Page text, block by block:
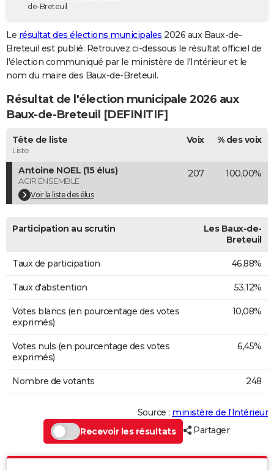
Destinations
City break
Voyage nature
Voyage de noces
Forum
GUIDES D'ACHAT
BONS PLANS
Carte de Noël
Carte Bonne année
Carte Saint-Valentin
Carte Pâques
Carte d'anniversaire
DICTIONNAIRE
Dictionnaire
Biographies
Citations
Expressions
Proverbes
PROGRAMME TV
COPAINS D'AVANT
S'inscrire
Se connecter
Lycées
Collèges
Primaires
Universités
Entreprises
Service militaire
Avis de recherche
AVIS DE DÉCÈS
Bricolage
Television
de-Breteuil
Le résultat des élections municipales 2026 aux Baux-de-
Breteuil est publié. Retrouvez ci-dessous le résultat officiel de
l'élection communiqué par le ministère de l'Intérieur et le
nom du maire des Baux-de-Breteuil.
Résultat de l'élection municipale 2026 aux
Baux-de-Breteuil [DEFINITIF]
Tête de liste
Liste
Voix % des voix
Antoine NOEL (15 élus)
AGIR ENSEMBLE
Voir la liste des élus
207 100,00%
Participation au scrutin
Les Baux-de-
Breteuil
Taux de participation 46,88%
Taux d'abstention 53,12%
Votes blancs (en pourcentage des votes
exprimés)
10,08%
Votes nuls (en pourcentage des votes
exprimés)
6,45%
Nombre de votants 248
Source : ministère de l’Intérieur
Recevoir les résultats
Partager